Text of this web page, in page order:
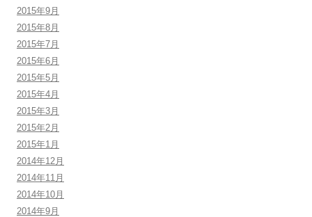
2015年9月
2015年8月
2015年7月
2015年6月
2015年5月
2015年4月
2015年3月
2015年2月
2015年1月
2014年12月
2014年11月
2014年10月
2014年9月